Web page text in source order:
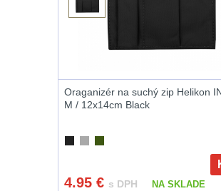
.243 .260
.270 .280 (7mm)
Oraganizér na suchý zip Helikon
M / 12x14cm Black
4.95 € s DPH NA SKLADE